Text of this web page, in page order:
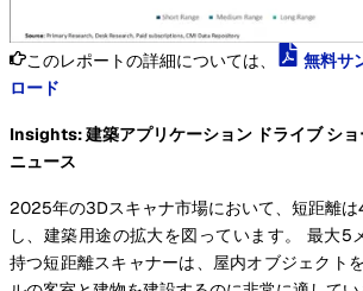
このレポートの詳細については、
無料サ
ロード
Insights: 建築アプリケーション ドライブ シ
ニュース
2025年の3Dスキャナ市場において、短距離
し、建築用途の拡大を図っています。 最大5
持つ短距離スキャナーは、屋内オブジェクト